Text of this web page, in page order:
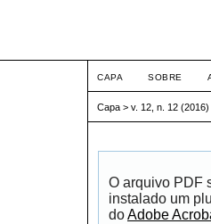
CAPA SOBRE
Capa > v. 12, n. 12 (2016)
O arquivo PDF
instalado um
doAdobe